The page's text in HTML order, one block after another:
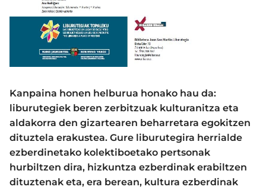
Kanpaina honen helburua honako hau da:
liburutegiek beren zerbitzuak kulturanitza eta
aldakorra den gizartearen beharretara egokitzen
dituztela erakustea. Gure liburutegira herrialde
ezberdinetako kolektiboetako pertsonak
hurbiltzen dira, hizkuntza ezberdinak erabiltzen
dituztenak eta, era berean, kultura ezberdinak